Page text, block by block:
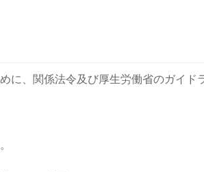
、関係法令及び厚生労働省のガイド